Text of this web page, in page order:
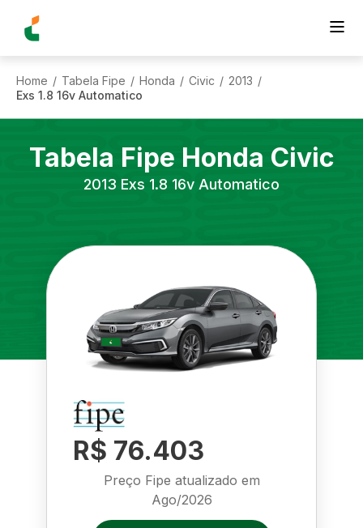
Home / Tabela Fipe / Honda / Civic / 2013 /
Exs 1.8 16v Automatico
Tabela Fipe Honda Civic
2013 Exs 1.8 16v Automatico
R$ 76.403
Preço Fipe atualizado em
Ago/2026